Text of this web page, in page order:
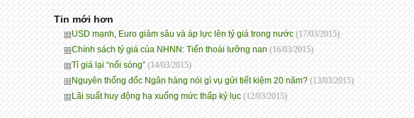
Tin mới hơn
USD mạnh, Euro giảm sâu và áp lực lên tỷ giá trong nước(17/03/2015)
Chính sách tỷ giá của NHNN: Tiến thoái lưỡng nan(16/03/2015)
Tỉ giá lại “nổi sóng”(14/03/2015)
Nguyên thống đốc Ngân hàng nói gì vụ gửi tiết kiệm 20 năm?(13/03/2015)
Lãi suất huy động hạ xuống mức thấp kỷ lục(12/03/2015)